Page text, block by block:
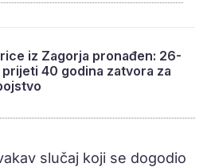
iz Zagorja pronađen: 26-
40 godina zatvora za
slučaj koji se dogodio